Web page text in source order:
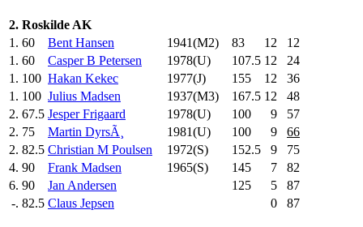
2. Roskilde AK
1. 60 Bent Hansen 1941(M2) 83 12
12
1. 60 Casper B Petersen 1978(U) 107.5 12
24
1. 100 Hakan Kekec 1977(J) 155 12
36
1. 100 Julius Madsen 1937(M3) 167.5 12
48
2. 67.5 Jesper Frigaard 1978(U) 100 9
57
2. 75 Martin DyrsÃ¸ 1981(U) 100 9
66
2. 82.5 Christian M Poulsen 1972(S) 152.5 9
75
4. 90 Frank Madsen 1965(S) 145 7
82
6. 90 Jan Andersen 125 5
87
-. 82.5 Claus Jepsen 0 87